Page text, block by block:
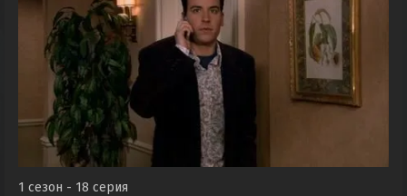
1 сезон - 18 серия